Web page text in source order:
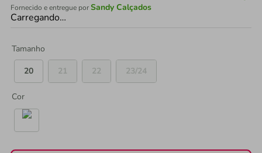
Fornecido e entregue porSandy Calçados
Carregando…
Tamanho
20
21 22 23/24
Cor